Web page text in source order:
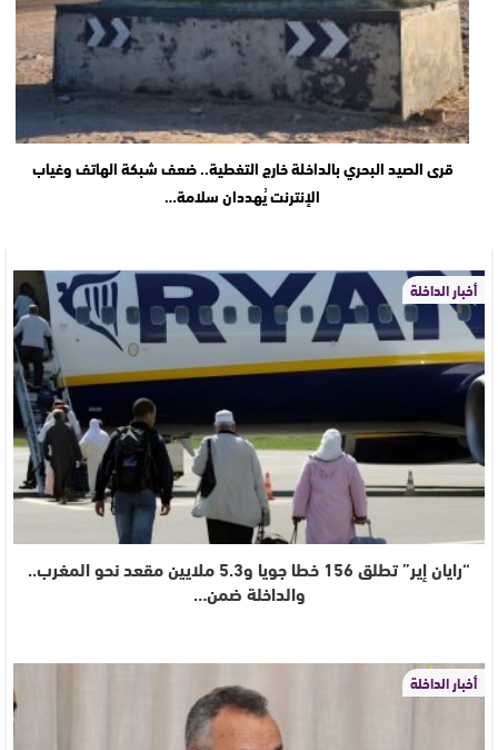
قرى الصيد البحري بالداخلة خارج التغطية.. ضعف شبكة الهاتف وغياب
الإنترنت يُهددان سلامة…
أخبار الداخلة
“رايان إير” تطلق 156 خطا جويا و5.3 ملايين مقعد نحو المغرب..
والداخلة ضمن…
أخبار الداخلة